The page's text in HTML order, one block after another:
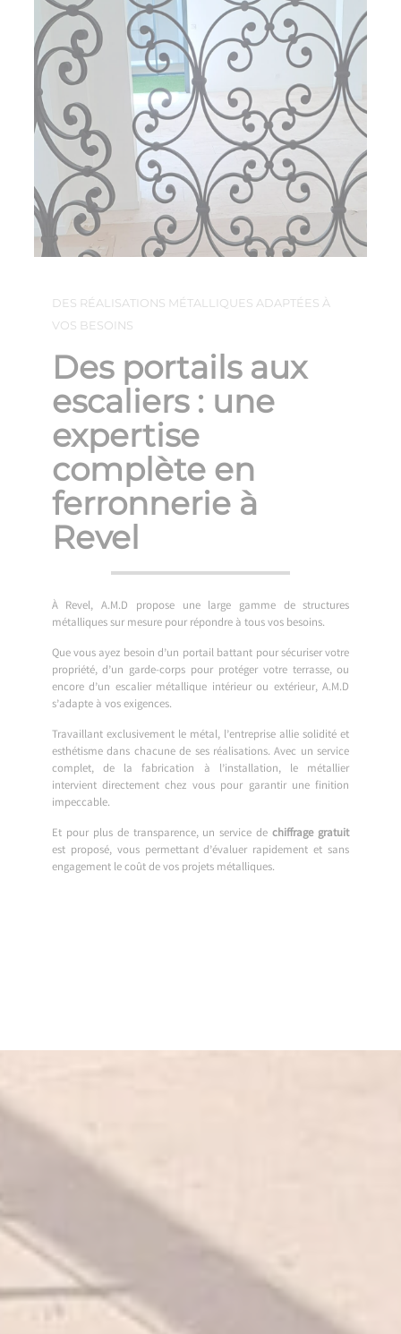
DES RÉALISATIONS MÉTALLIQUES ADAPTÉES À
VOS BESOINS
Des portails aux
escaliers : une
expertise
complète en
ferronnerie à
Revel
À Revel, A.M.D propose une large gamme de structures
métalliques sur mesure pour répondre à tous vos besoins.
Que vous ayez besoin d’un portail battant pour sécuriser votre
propriété, d’un garde-corps pour protéger votre terrasse, ou
encore d’un escalier métallique intérieur ou extérieur, A.M.D
s’adapte à vos exigences.
Travaillant exclusivement le métal, l’entreprise allie solidité et
esthétisme dans chacune de ses réalisations. Avec un service
complet, de la fabrication à l’installation, le métallier
intervient directement chez vous pour garantir une finition
impeccable.
Et pour plus de transparence, un service dechiffrage gratuit
est proposé, vous permettant d’évaluer rapidement et sans
engagement le coût de vos projets métalliques.